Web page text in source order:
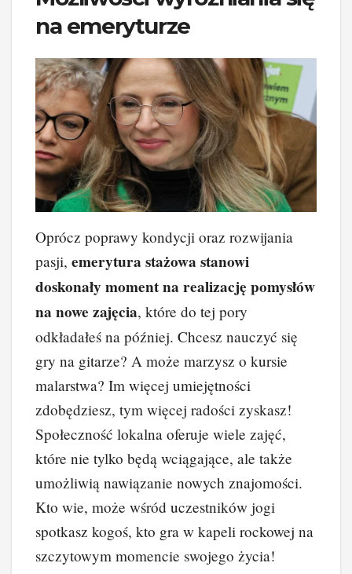
na emeryturze
Oprócz poprawy kondycji oraz rozwijania
pasji, emerytura stażowa stanowi
doskonały moment na realizację pomysłów
na nowe zajęcia, które do tej pory
odkładałeś na później. Chcesz nauczyć się
gry na gitarze? A może marzysz o kursie
malarstwa? Im więcej umiejętności
zdobędziesz, tym więcej radości zyskasz!
Społeczność lokalna oferuje wiele zajęć,
które nie tylko będą wciągające, ale także
umożliwią nawiązanie nowych znajomości.
Kto wie, może wśród uczestników jogi
spotkasz kogoś, kto gra w kapeli rockowej na
szczytowym momencie swojego życia!